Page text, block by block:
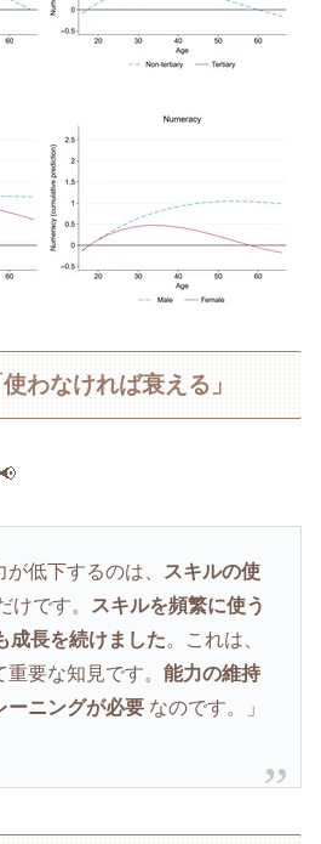
わなければ衰える」
が低下するのは、
スキルの使
けです。
スキルを頻繁に使う
成長を続けました。これは、
要な知見です。 能力の維持
ーニングが必要なのです。」